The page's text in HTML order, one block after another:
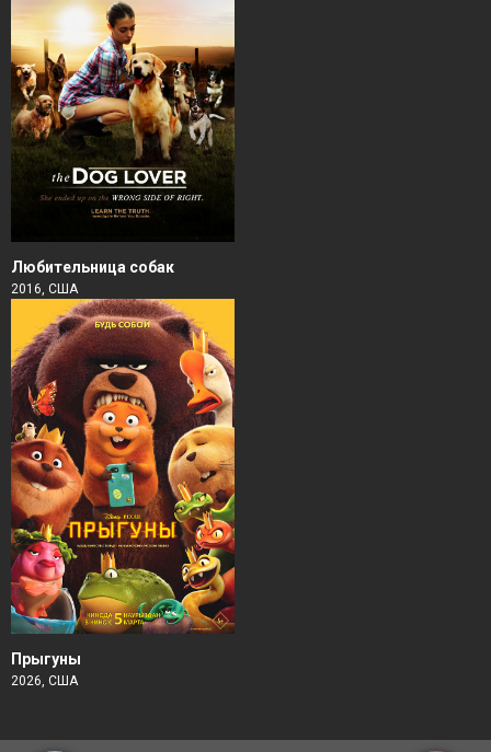
Любительница собак
2016, США
Прыгуны
2026, США